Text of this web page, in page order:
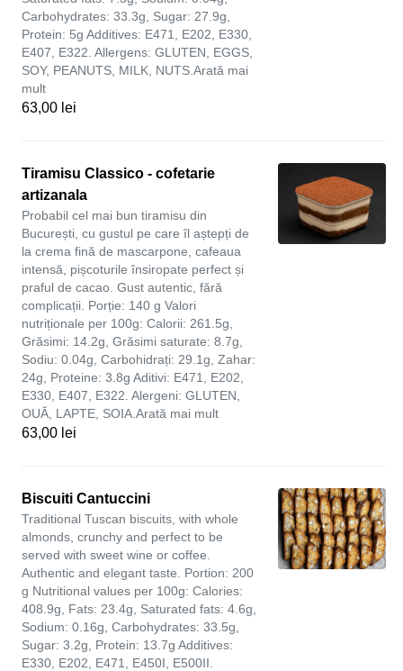
Carbohydrates: 33.3g, Sugar: 27.9g,
Protein: 5g Additives: E471, E202, E330,
E407, E322. Allergens: GLUTEN, EGGS,
SOY, PEANUTS, MILK, NUTS.Arată mai
mult
63,00 lei
Tiramisu Classico - cofetarie
artizanala
Probabil cel mai bun tiramisu din
București, cu gustul pe care îl aștepți de
la crema fină de mascarpone, cafeaua
intensă, pișcoturile însiropate perfect și
praful de cacao. Gust autentic, fără
complicații. Porție: 140 g Valori
nutriționale per 100g: Calorii: 261.5g,
Grăsimi: 14.2g, Grăsimi saturate: 8.7g,
Sodiu: 0.04g, Carbohidrați: 29.1g, Zahar:
24g, Proteine: 3.8g Aditivi: E471, E202,
E330, E407, E322. Alergeni: GLUTEN,
OUĂ, LAPTE, SOIA.Arată mai mult
63,00 lei
Biscuiti Cantuccini
Traditional Tuscan biscuits, with whole
almonds, crunchy and perfect to be
served with sweet wine or coffee.
Authentic and elegant taste. Portion: 200
g Nutritional values per 100g: Calories:
408.9g, Fats: 23.4g, Saturated fats: 4.6g,
Sodium: 0.16g, Carbohydrates: 33.5g,
Sugar: 3.2g, Protein: 13.7g Additives:
E330, E202, E471, E450I, E500II.